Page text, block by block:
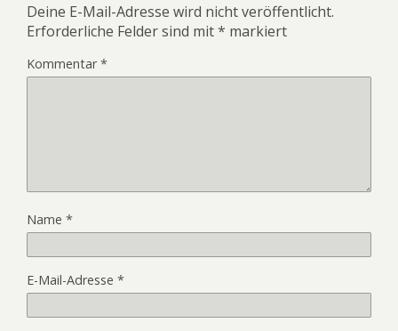
Deine E-Mail-Adresse wird nicht veröffentlicht.
Erforderliche Felder sind mit* markiert
Kommentar*
Name *
E-Mail-Adresse *